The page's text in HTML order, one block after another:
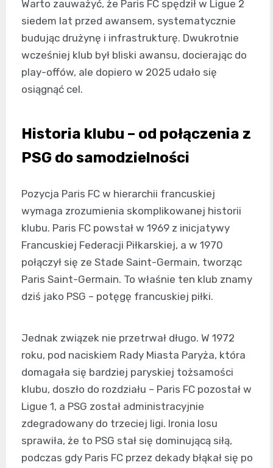
Warto zauważyć, że Paris FC spędził w Ligue 2
siedem lat przed awansem, systematycznie
budując drużynę i infrastrukturę. Dwukrotnie
wcześniej klub był bliski awansu, docierając do
play-offów, ale dopiero w 2025 udało się
osiągnąć cel.
Historia klubu – od połączenia z
PSG do samodzielności
Pozycja Paris FC w hierarchii francuskiej
wymaga zrozumienia skomplikowanej historii
klubu. Paris FC powstał w 1969 z inicjatywy
Francuskiej Federacji Piłkarskiej, a w 1970
połączył się ze Stade Saint-Germain, tworząc
Paris Saint-Germain. To właśnie ten klub znamy
dziś jako PSG – potęgę francuskiej piłki.
Jednak związek nie przetrwał długo. W 1972
roku, pod naciskiem Rady Miasta Paryża, która
domagała się bardziej paryskiej tożsamości
klubu, doszło do rozdziału – Paris FC pozostał w
Ligue 1, a PSG został administracyjnie
zdegradowany do trzeciej ligi. Ironia losu
sprawiła, że to PSG stał się dominującą siłą,
podczas gdy Paris FC przez dekady błąkał się po